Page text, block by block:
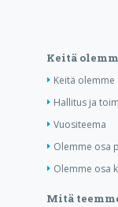
Keitä
Keitä olemme
Hallitus ja
Vuositeema
Olemme osa
Olemme osa
Mitä